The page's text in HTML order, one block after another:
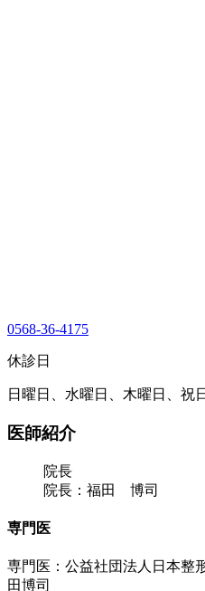
0568-36-4175
休診日
日曜日、水曜日、木曜日、祝日
医師紹介
院長
院長：福田 博司
専門医
専門医：公益社団法人日本整
田博司